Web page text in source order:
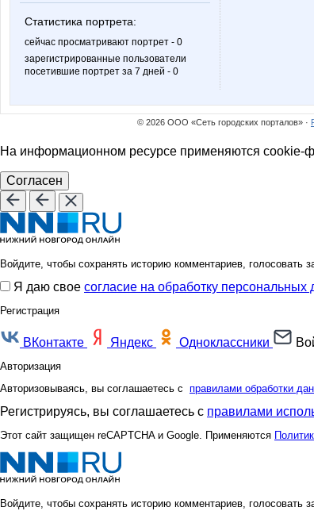
Статистика портрета:
сейчас просматривают портрет - 0
зарегистрированные пользователи
посетившие портрет за 7 дней - 0
© 2026 ООО «Сеть городских порталов» ·
На информационном ресурсе применяются cookie-
Согласен
Войдите, чтобы сохранять историю комментариев, голосовать
Я даю свое согласие на обработку персональных
Регистрация
ВКонтакте Яндекс Одноклассники
Авторизация
Авторизовываясь, вы соглашаетесь с правилами обработки
Регистрируясь, вы соглашаетесь с правилами
Этот сайт защищен reCAPTCHA и Google. Применяются
Войдите, чтобы сохранять историю комментариев, голосовать